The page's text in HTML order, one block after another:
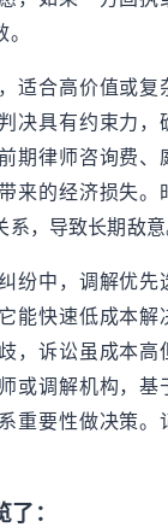
适合高价值或复
决具有约束力，
期律师咨询费、
来的经济损失。
系，导致长期敌意
纷中，调解优先
能快速低成本解
，诉讼虽成本高
或调解机构，基
重要性做决策。
：